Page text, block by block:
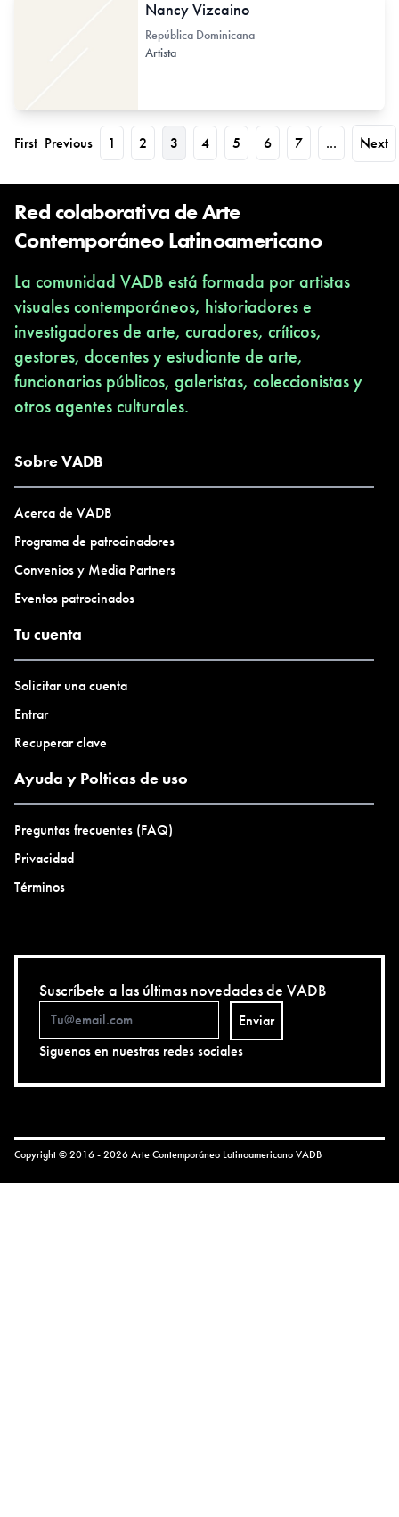
Nancy Vizcaino
República Dominicana
Artista
First Previous 1 2 3 4 5 6 7 ... Next
Red colaborativa de Arte
Contemporáneo Latinoamericano
La comunidad VADB está formada por artistas
visuales contemporáneos, historiadores e
investigadores de arte, curadores, críticos,
gestores, docentes y estudiante de arte,
funcionarios públicos, galeristas, coleccionistas y
otros agentes culturales.
Sobre VADB
Acerca de VADB
Programa de patrocinadores
Convenios y Media Partners
Eventos patrocinados
Tu cuenta
Solicitar una cuenta
Entrar
Recuperar clave
Ayuda y Polticas de uso
Preguntas frecuentes (FAQ)
Privacidad
Términos
Suscríbete a las últimas novedades de VADB
Enviar
Siguenos en nuestras redes sociales
Copyright © 2016 - 2026 Arte Contemporáneo LatinoamericanoVADB